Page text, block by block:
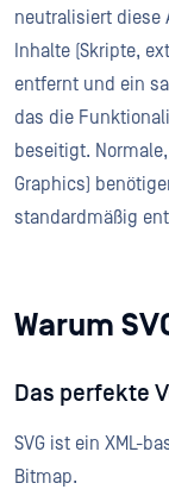
neutralisiert diese
Inhalte (Skripte,
entfernt und ein
das die
beseitigt.
Graphics)
standardmäßig
Warum
Das perfekte
SVG ist ein XML-
Bitmap.